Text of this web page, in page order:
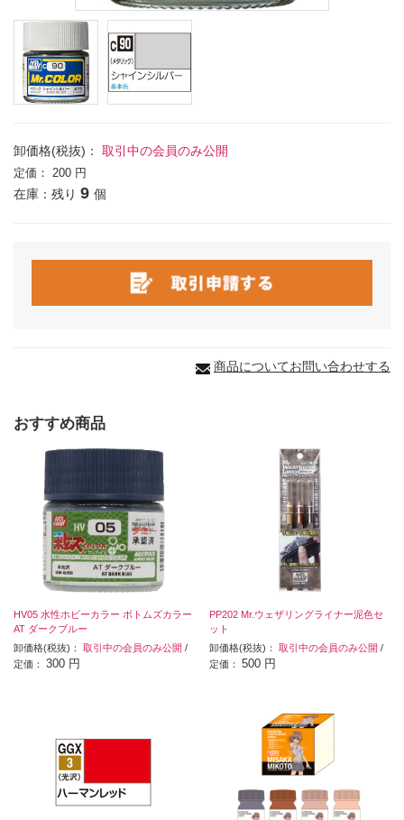
卸価格(税抜)： 取引中の会員のみ公開
定価： 200 円
在庫：残り 9 個
商品についてお問い合わせする
おすすめ商品
HV05 水性ホビーカラー ボトムズカラー
AT ダークブルー
卸価格(税抜)： 取引中の会員のみ公開 /
定価： 300 円
PP202 Mr.ウェザリングライナー泥色セ
ット
卸価格(税抜)：取引中の会員のみ公開 /
定価：500 円